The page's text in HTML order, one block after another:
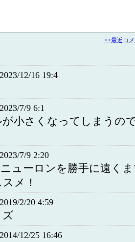
>>最近コ
2023/12/16 19:4
2023/7/9 6:1
小さくなってしまうの
2023/7/9 2:20
ューロンを勝手に遠く
メ！
2019/2/20 4:59
ズ
2014/12/25 16:46